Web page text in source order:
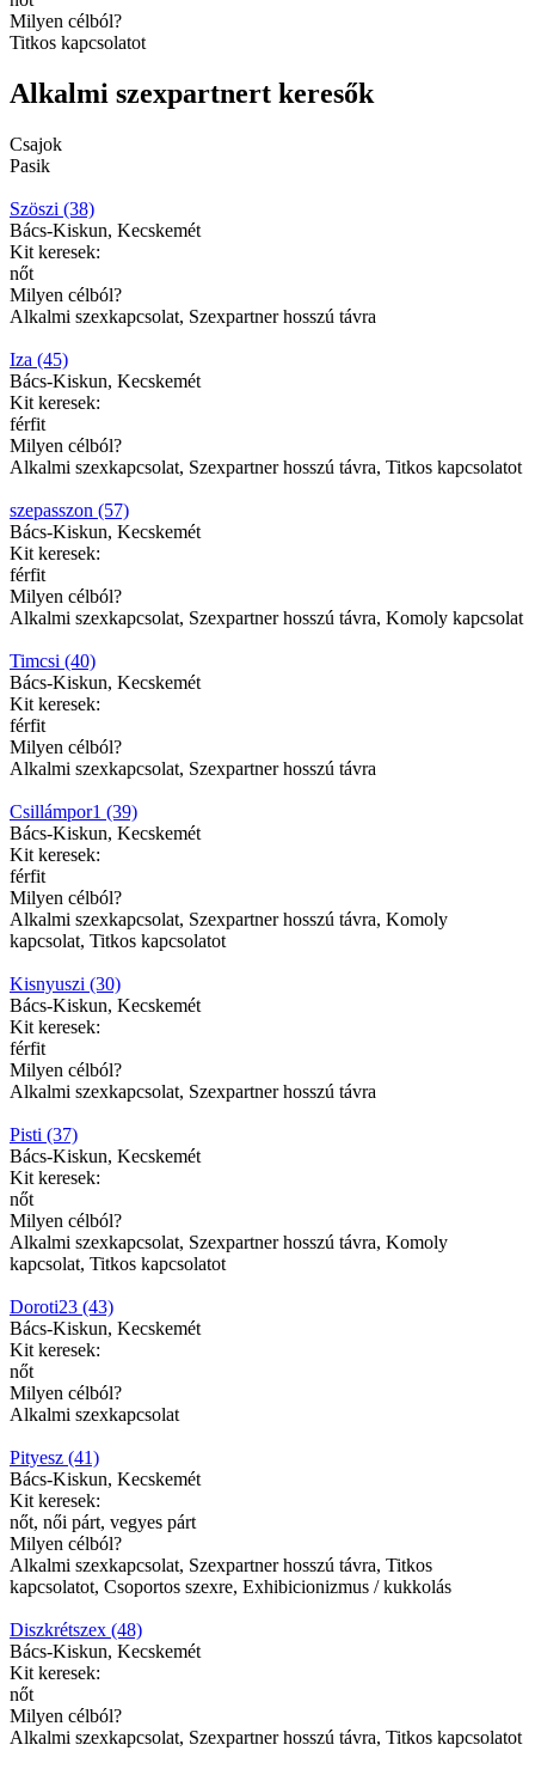
Milyen célból?
Titkos kapcsolatot
Alkalmi szexpartnert keresők
Csajok
Pasik
Szöszi (38)
Bács-Kiskun, Kecskemét
Kit keresek:
nőt
Milyen célból?
Alkalmi szexkapcsolat, Szexpartner hosszú távra
Iza (45)
Bács-Kiskun, Kecskemét
Kit keresek:
férfit
Milyen célból?
Alkalmi szexkapcsolat, Szexpartner hosszú távra, Titkos kapcsolatot
szepasszon (57)
Bács-Kiskun, Kecskemét
Kit keresek:
férfit
Milyen célból?
Alkalmi szexkapcsolat, Szexpartner hosszú távra, Komoly kapcsolat
Timcsi (40)
Bács-Kiskun, Kecskemét
Kit keresek:
férfit
Milyen célból?
Alkalmi szexkapcsolat, Szexpartner hosszú távra
Csillámpor1 (39)
Bács-Kiskun, Kecskemét
Kit keresek:
férfit
Milyen célból?
Alkalmi szexkapcsolat, Szexpartner hosszú távra, Komoly
kapcsolat, Titkos kapcsolatot
Kisnyuszi (30)
Bács-Kiskun, Kecskemét
Kit keresek:
férfit
Milyen célból?
Alkalmi szexkapcsolat, Szexpartner hosszú távra
Pisti (37)
Bács-Kiskun, Kecskemét
Kit keresek:
nőt
Milyen célból?
Alkalmi szexkapcsolat, Szexpartner hosszú távra, Komoly
kapcsolat, Titkos kapcsolatot
Doroti23 (43)
Bács-Kiskun, Kecskemét
Kit keresek:
nőt
Milyen célból?
Alkalmi szexkapcsolat
Pityesz (41)
Bács-Kiskun, Kecskemét
Kit keresek:
nőt, női párt, vegyes párt
Milyen célból?
Alkalmi szexkapcsolat, Szexpartner hosszú távra, Titkos
kapcsolatot, Csoportos szexre, Exhibicionizmus / kukkolás
Diszkrétszex (48)
Bács-Kiskun, Kecskemét
Kit keresek:
nőt
Milyen célból?
Alkalmi szexkapcsolat, Szexpartner hosszú távra, Titkos kapcsolatot